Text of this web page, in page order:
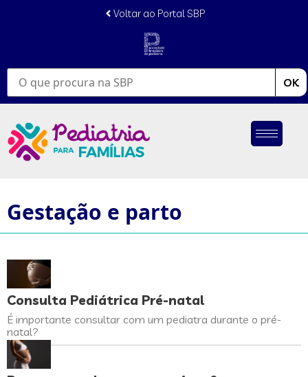
Voltar ao Portal SBP
OK
Gestação e parto
Consulta Pediátrica Pré-natal
É importante consultar com um pediatra durante o pré-
natal?